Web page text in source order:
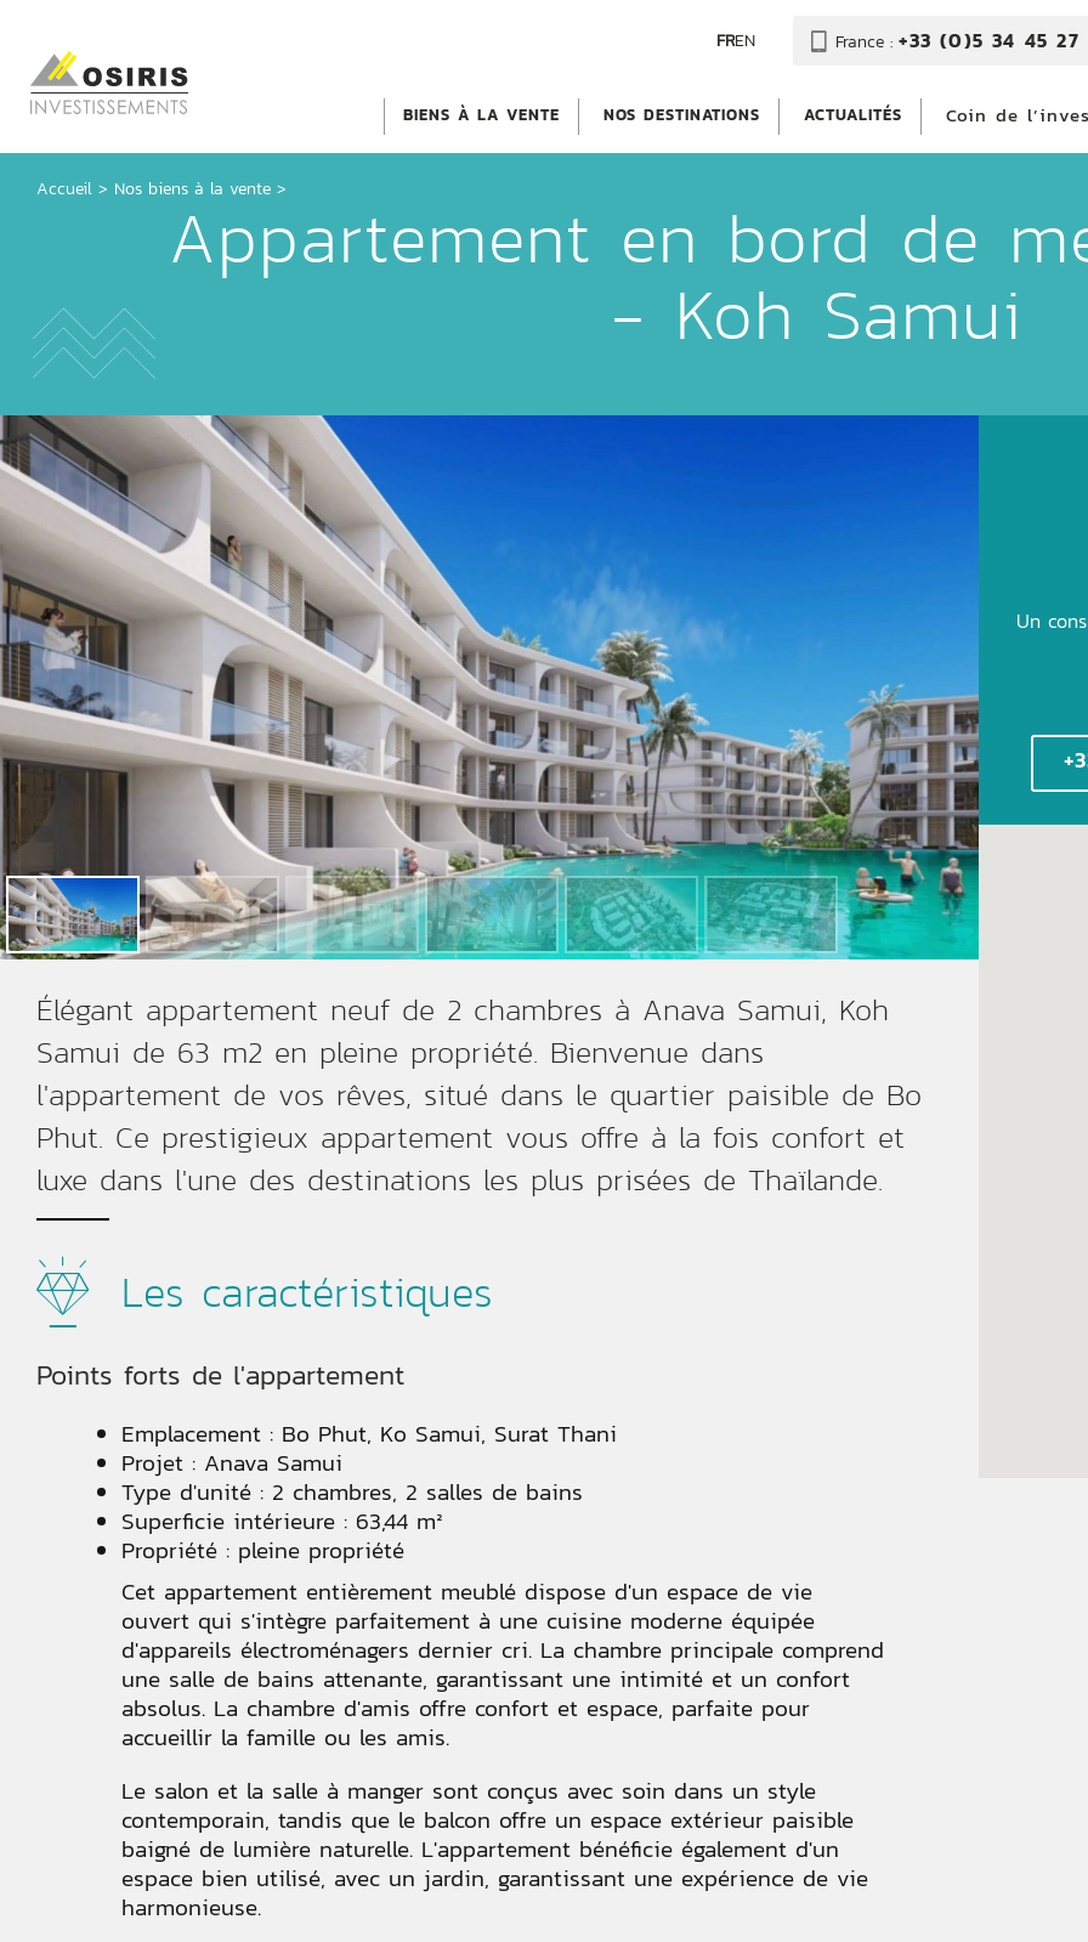
FREN France :+33 (0)5 34 45 27
BIENS À LA VENTE NOS DESTINATIONS ACTUALITÉS Coin de
Accueil > Nos biens à la vente >
Appartement en bord de
- Koh Samui
Élégant appartement neuf de 2 chambres à Anava Samui, Koh
Samui de 63 m2 en pleine propriété. Bienvenue dans
l'appartement de vos rêves, situé dans le quartier paisible de Bo
Phut. Ce prestigieux appartement vous offre à la fois confort et
luxe dans l'une des destinations les plus prisées de Thaïlande.
Les caractéristiques
Points forts de l'appartement
Emplacement : Bo Phut, Ko Samui, Surat Thani
Projet : Anava Samui
Type d'unité : 2 chambres, 2 salles de bains
Superficie intérieure : 63,44 m²
Propriété : pleine propriété
Cet appartement entièrement meublé dispose d'un espace de vie
ouvert qui s'intègre parfaitement à une cuisine moderne équipée
d'appareils électroménagers dernier cri. La chambre principale comprend
une salle de bains attenante, garantissant une intimité et un confort
absolus. La chambre d'amis offre confort et espace, parfaite pour
accueillir la famille ou les amis.
Le salon et la salle à manger sont conçus avec soin dans un style
contemporain, tandis que le balcon offre un espace extérieur paisible
baigné de lumière naturelle. L'appartement bénéficie également d'un
espace bien utilisé, avec un jardin, garantissant une expérience de vie
harmonieuse.
Un